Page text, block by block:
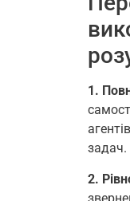
1.
задач.
2.